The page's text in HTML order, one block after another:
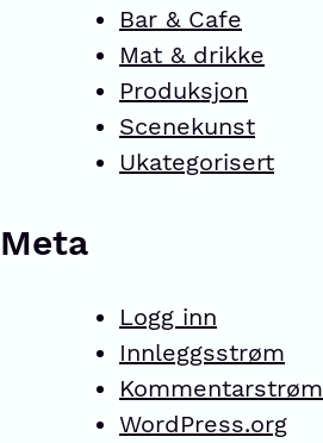
Bar & Cafe
Mat & drikke
Produksjon
Scenekunst
Ukategorisert
Meta
Logg inn
Innleggsstrøm
Kommentarstrøm
WordPress.org